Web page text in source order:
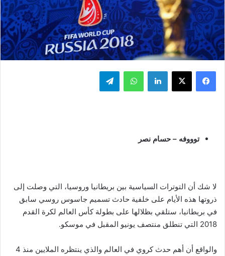
فيسبوك ‫X لينكدإن واتساب تيلقرام
توووفه – حسام نصر
لا شك أن التوترات السياسية بين بريطانيا وروسيا، التي وصلت إلى
ذروتها هذه الأيام على خلفية حادث تسميم جاسوس روسي سابق
في بريطانيا، ستلقي بظلالها على بطولة كأس العالم لكرة القدم
2018 التي تنطلق منتصف يونيو المقبل في موسكو.
والواقع أن أهم حدث كروي في العالم والذي ينتظره الملايين منذ 4